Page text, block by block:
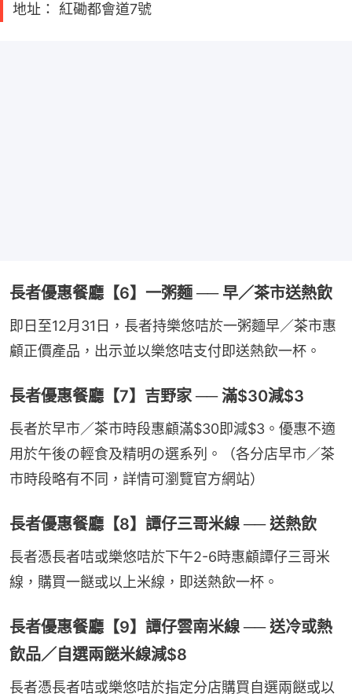
地址： 紅磡都會道7號
長者優惠餐廳【6】一粥麵 ── 早／茶市送熱飲
即日至12月31日，長者持樂悠咭於一粥麵早／茶市惠
顧正價產品，出示並以樂悠咭支付即送熱飲一杯。
長者優惠餐廳【7】吉野家 ── 滿$30減$3
長者於早市／茶市時段惠顧滿$30即減$3。優惠不適
用於午後の輕食及精明の選系列。（各分店早市／茶
市時段略有不同，詳情可瀏覽官方網站）
長者優惠餐廳【8】譚仔三哥米線 ── 送熱飲
長者憑長者咭或樂悠咭於下午2-6時惠顧譚仔三哥米
線，購買一餸或以上米線，即送熱飲一杯。
長者優惠餐廳【9】譚仔雲南米線 ── 送冷或熱
飲品／自選兩餸米線減$8
長者憑長者咭或樂悠咭於指定分店購買自選兩餸或以